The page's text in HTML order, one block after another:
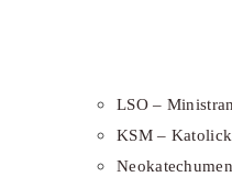
LSO –
KSM –